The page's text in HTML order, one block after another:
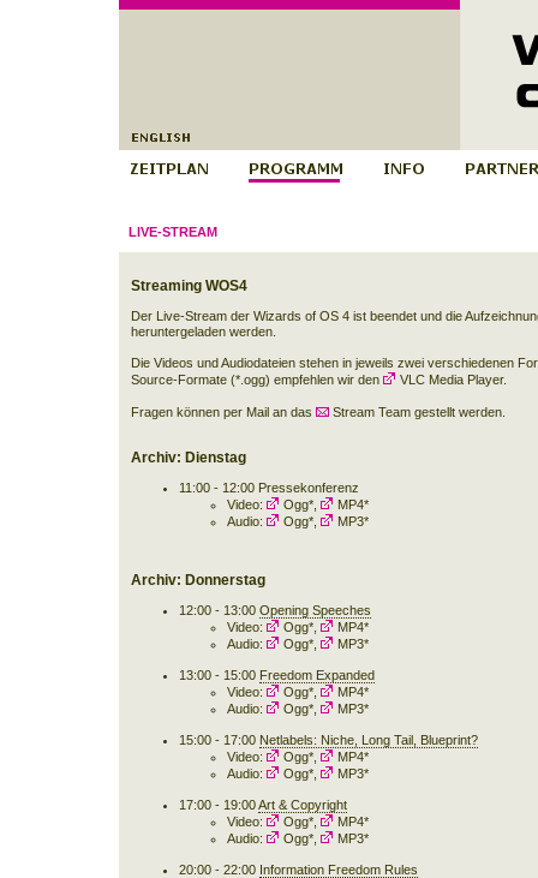
LIVE-STREAM
Streaming WOS4
Der Live-Stream der Wizards of OS 4 ist beendet und die
heruntergeladen werden.
Die Videos und Audiodateien stehen in jeweils zwei verschiedenen
Source-Formate (*.ogg) empfehlen wir den
VLC Media Player.
Fragen können per Mail an das Stream Team gestellt werden.
Archiv: Dienstag
11:00 - 12:00 Pressekonferenz
Video:
Ogg*,
MP4*
Audio:
Ogg*, MP3*
Archiv: Donnerstag
12:00 - 13:00 Opening Speeches
Video:
Ogg*,
MP4*
Audio:
Ogg*, MP3*
13:00 - 15:00 Freedom Expanded
Video:
Ogg*,
MP4*
Audio:
Ogg*, MP3*
15:00 - 17:00 Netlabels: Niche, Long Tail, Blueprint?
Video:
Ogg*,
MP4*
Audio:
Ogg*, MP3*
17:00 - 19:00Art & Copyright
Video:
Ogg*,
MP4*
Audio:
Ogg*, MP3*
20:00 - 22:00 Information Freedom Rules